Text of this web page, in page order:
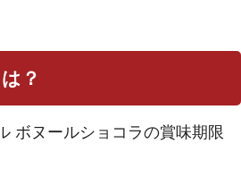
？
ボヌールショコラの賞味期限